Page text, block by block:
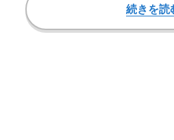
続きを読